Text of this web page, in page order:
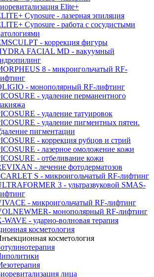
Elite+
Cynosure - лазерная эпиляция
Cynosure - работа с сосудистыми
- коррекция фигуры
FACIAL MD - вакуумный
8 - микроигольчатый RF-
- монополярный RF-лифтинг
- удаление перманентного
- удаление татуировок
- удаление пигментных пятен.
пигментации
- коррекция рубцов и стрий
- лазерное омоложение кожи
- отбеливание кожи
- лечение фотодерматозов
S - микроигольчатый RF-лифтинг
3 - ультразвуковой SMAS-
- микроигольчатый RF-лифтинг
монополярный RF-лифтинг
WAVE - ударно-волновая терапия
косметология
косметология
лица